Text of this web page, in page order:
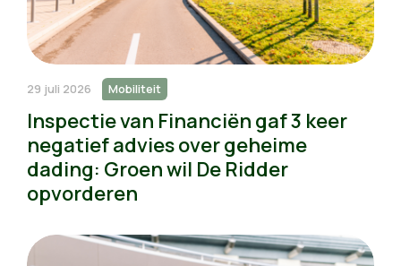
29 juli 2026 Mobiliteit
Inspectie van Financiën gaf 3 keer
negatief advies over geheime
dading: Groen wil De Ridder
opvorderen